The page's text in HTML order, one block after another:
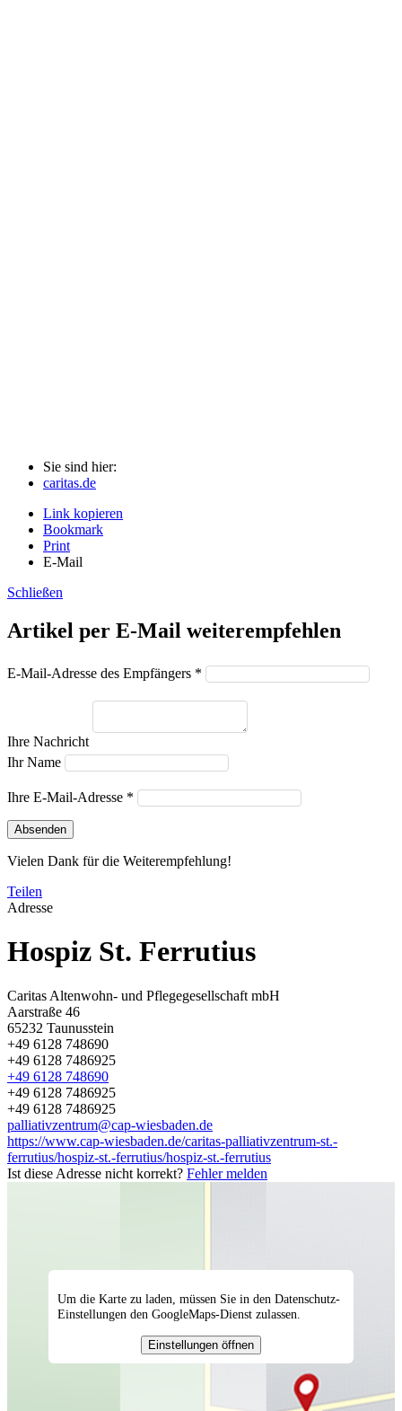
Sie sind hier:
caritas.de
Link kopieren
Bookmark
Print
E-Mail
Schließen
Artikel per E-Mail weiterempfehlen
E-Mail-Adresse des Empfängers *
Ihre Nachricht
Ihr Name
Ihre E-Mail-Adresse *
Absenden
Vielen Dank für die Weiterempfehlung!
Teilen
Adresse
Hospiz St. Ferrutius
Caritas Altenwohn- und Pflegegesellschaft mbH
Aarstraße 46
65232 Taunusstein
+49 6128 748690
+49 6128 7486925
+49 6128 748690
+49 6128 7486925
+49 6128 7486925
palliativzentrum@cap-wiesbaden.de
https://www.cap-wiesbaden.de/caritas-palliativzentrum-st.-
ferrutius/hospiz-st.-ferrutius/hospiz-st.-ferrutius
Ist diese Adresse nicht korrekt? Fehler melden
Um die Karte zu laden, müssen Sie in den Datenschutz-
Einstellungen den GoogleMaps-Dienst zulassen.
Einstellungen öffnen